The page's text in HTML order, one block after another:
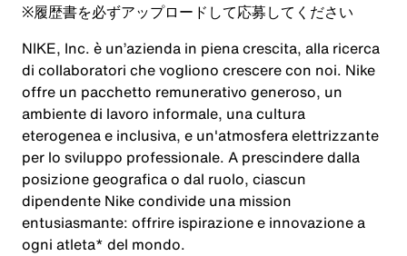
※履歴書を必ずアップロードして応募してください
NIKE, Inc. è un’azienda in piena crescita, alla ricerca
di collaboratori che vogliono crescere con noi. Nike
offre un pacchetto remunerativo generoso, un
ambiente di lavoro informale, una cultura
eterogenea e inclusiva, e un'atmosfera elettrizzante
per lo sviluppo professionale. A prescindere dalla
posizione geografica o dal ruolo, ciascun
dipendente Nike condivide una mission
entusiasmante: offrire ispirazione e innovazione a
ogni atleta* del mondo.